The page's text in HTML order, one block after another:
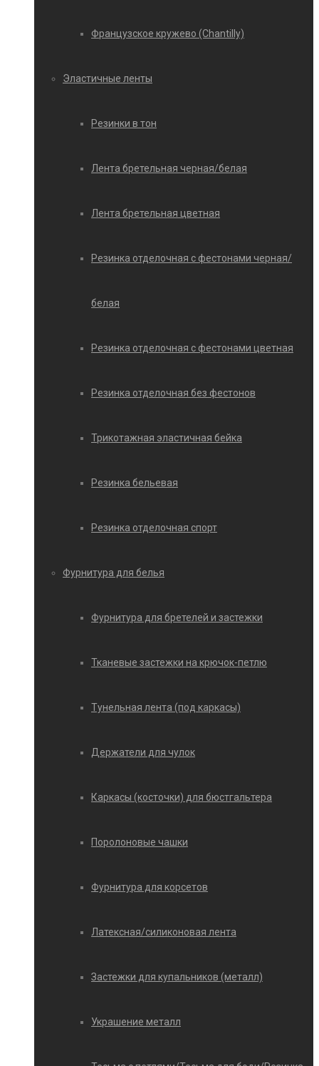
Французское кружево (Chantilly)
Эластичные ленты
Резинки в тон
Лента бретельная черная/белая
Лента бретельная цветная
Резинка отделочная с фестонами черная/
белая
Резинка отделочная с фестонами цветная
Резинка отделочная без фестонов
Трикотажная эластичная бейка
Резинка бельевая
Резинка отделочная спорт
Фурнитура для белья
Фурнитура для бретелей и застежки
Тканевые застежки на крючок-петлю
Тунельная лента (под каркасы)
Держатели для чулок
Каркасы (косточки) для бюстгальтера
Поролоновые чашки
Фурнитура для корсетов
Латексная/силиконовая лента
Застежки для купальников (металл)
Украшение металл